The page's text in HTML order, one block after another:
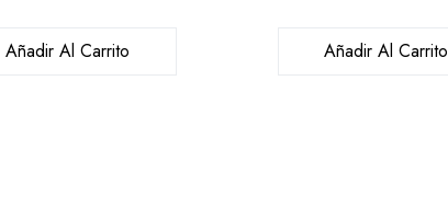
Añadir Al Carrito Añadir Al Carrito